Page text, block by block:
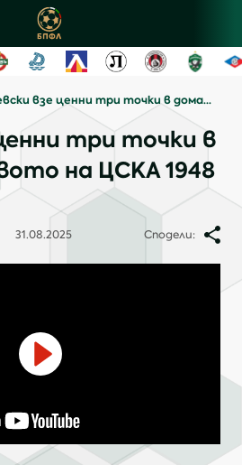
взе ценни три точки в домакинството на ЦСКА 1948 (ВИДЕО)
три точки в
на ЦСКА 1948
31.08.2025 Сподели: